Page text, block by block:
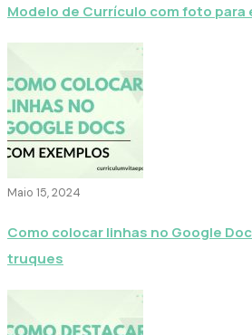
Modelo de Currículo com foto para
Maio 15, 2024
Como colocar linhas no Google
truques